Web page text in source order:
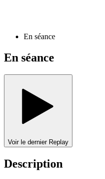
En séance
En séance
Voir le dernier Replay
Description